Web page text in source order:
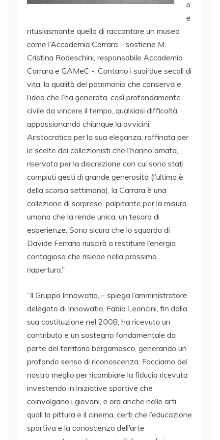
o
e
ntusiasmante quello di raccontare un museo
come l’Accademia Carrara – sostiene M.
Cristina Rodeschini, responsabile Accademia
Carrara e GAMeC -. Contano i suoi due secoli di
vita, la qualità del patrimonio che conserva e
l’idea che l’ha generata, così profondamente
civile da vincere il tempo, qualsiasi difficoltà,
appassionando chiunque la avvicini.
Aristocratica per la sua eleganza, raffinata per
le scelte dei collezionisti che l’hanno amata,
riservata per la discrezione con cui sono stati
compiuti gesti di grande generosità (l’ultimo è
della scorsa settimana), la Carrara è una
collezione di sorprese, palpitante per la misura
umana che la rende unica, un tesoro di
esperienze. Sono sicura che lo sguardo di
Davide Ferrario riuscirà a restituire l’energia
contagiosa che risiede nella prossima
riapertura.”
“Il Gruppo Innowatio, – spiega l’amministratore
delegato di Innowatio, Fabio Leoncini, fin dalla
sua costituzione nel 2008, ha ricevuto un
contributo e un sostegno fondamentale da
parte del territorio bergamasco, generando un
profondo senso di riconoscenza. Facciamo del
nostro meglio per ricambiare la fiducia ricevuta
investendo in iniziative sportive che
coinvolgano i giovani, e ora anche nelle arti
quali la pittura e il cinema, certi che l’educazione
sportiva e la conoscenza dell’arte